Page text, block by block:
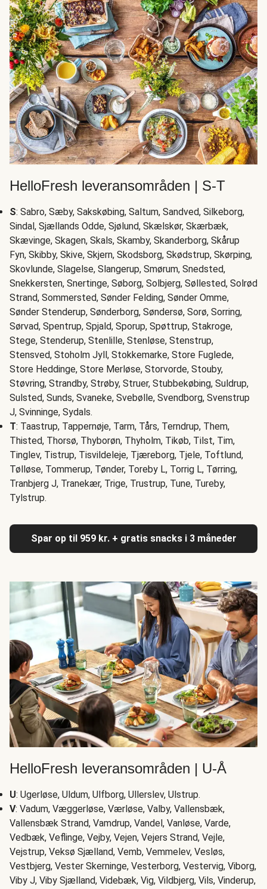
HelloFresh leveransområden | S-T
S: Sabro, Sæby, Sakskøbing, Saltum, Sandved, Silkeborg,
Sindal, Sjællands Odde, Sjølund, Skælskør, Skærbæk,
Skævinge, Skagen, Skals, Skamby, Skanderborg, Skårup
Fyn, Skibby, Skive, Skjern, Skodsborg, Skødstrup, Skørping,
Skovlunde, Slagelse, Slangerup, Smørum, Snedsted,
Snekkersten, Snertinge, Søborg, Solbjerg, Søllested, Solrød
Strand, Sommersted, Sønder Felding, Sønder Omme,
Sønder Stenderup, Sønderborg, Søndersø, Sorø, Sorring,
Sørvad, Spentrup, Spjald, Sporup, Spøttrup, Stakroge,
Stege, Stenderup, Stenlille, Stenløse, Stenstrup,
Stensved, Stoholm Jyll, Stokkemarke, Store Fuglede,
Store Heddinge, Store Merløse, Storvorde, Stouby,
Støvring, Strandby, Strøby, Struer, Stubbekøbing, Suldrup,
Sulsted, Sunds, Svaneke, Svebølle, Svendborg, Svenstrup
J, Svinninge, Sydals.
T: Taastrup, Tappernøje, Tarm, Tårs, Terndrup, Them,
Thisted, Thorsø, Thyborøn, Thyholm, Tikøb, Tilst, Tim,
Tinglev, Tistrup, Tisvildeleje, Tjæreborg, Tjele, Toftlund,
Tølløse, Tommerup, Tønder, Toreby L, Torrig L, Tørring,
Tranbjerg J, Tranekær, Trige, Trustrup, Tune, Tureby,
Tylstrup.
Spar op til 959 kr. + gratis snacks i 3 måneder
HelloFresh leveransområden | U-Å
U: Ugerløse, Uldum, Ulfborg, Ullerslev, Ulstrup.
V: Vadum, Væggerløse, Værløse, Valby, Vallensbæk,
Vallensbæk Strand, Vamdrup, Vandel, Vanløse, Varde,
Vedbæk, Veflinge, Vejby, Vejen, Vejers Strand, Vejle,
Vejstrup, Veksø Sjælland, Vemb, Vemmelev, Vesløs,
Vestbjerg, Vester Skerninge, Vesterborg, Vestervig, Viborg,
Viby J, Viby Sjælland, Videbæk, Vig, Vildbjerg, Vils, Vinderup,